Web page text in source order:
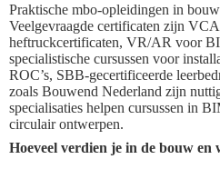
Praktische mbo-opleidingen in
Veelgevraagde certificaten zijn
heftruckcertificaten, VR/AR voor
specialistische cursussen voor
ROC’s, SBB-gecertificeerde
zoals Bouwend Nederland zijn
specialisaties helpen cursussen in
circulair ontwerpen.
Hoeveel verdien je in de bouw en